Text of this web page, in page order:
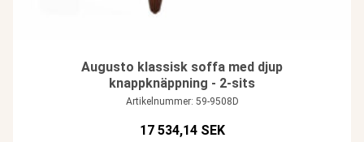
Augusto klassisk soffa med djup
knappknäppning - 2-sits
Artikelnummer: 59-9508D
17 534,14 SEK